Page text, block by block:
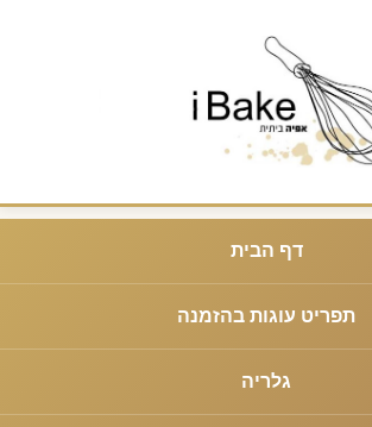
דף הבית
תפריט עוגות בהזמנה
גלריה